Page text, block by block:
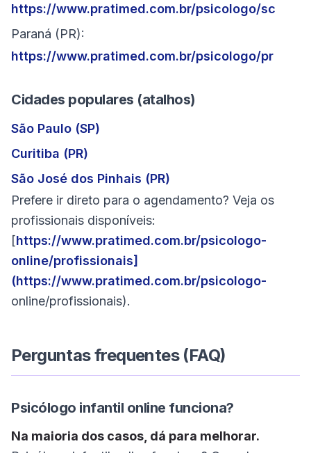
https://www.pratimed.com.br/psicologo/sc
Paraná (PR):
https://www.pratimed.com.br/psicologo/pr
Cidades populares (atalhos)
São Paulo (SP)
Curitiba (PR)
São José dos Pinhais (PR)
Prefere ir direto para o agendamento? Veja os
profissionais disponíveis:
[https://www.pratimed.com.br/psicologo-
online/profissionais]
(https://www.pratimed.com.br/psicologo-
online/profissionais).
Perguntas frequentes (FAQ)
Psicólogo infantil online funciona?
Na maioria dos casos, dá para melhorar.